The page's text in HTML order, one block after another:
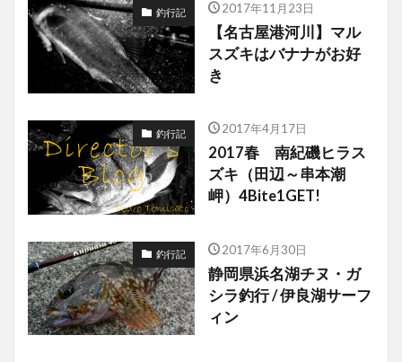
釣行記 2017年11月23日
【名古屋港河川】マル
スズキはバナナがお好
き
釣行記 2017年4月17日
2017春 南紀磯ヒラス
ズキ（田辺～串本潮
岬）4Bite1GET!
釣行記 2017年6月30日
静岡県浜名湖チヌ・ガ
シラ釣行 / 伊良湖サーフ
ィン